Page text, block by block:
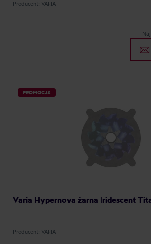
Producent: VARIA
PROMOCJA
Varia Hypernova żarna Iridescent
Producent: VARIA